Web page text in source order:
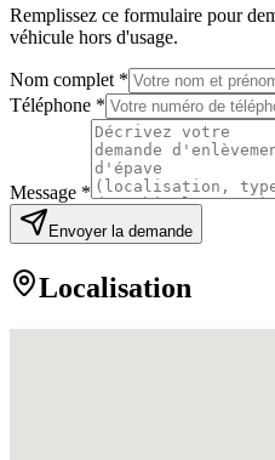
Remplissez ce formulaire pour
véhicule hors d'usage.
Nom complet *
Téléphone *
Message *
Envoyer la demande
Localisation